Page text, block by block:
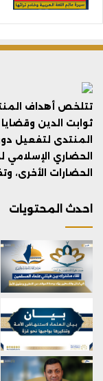
تتلخص أهداف
ثوابت الدين وقضايا
المنتدى لتفعيل
الحضاري
الحضارات الأخرى،
احدث المحتويات